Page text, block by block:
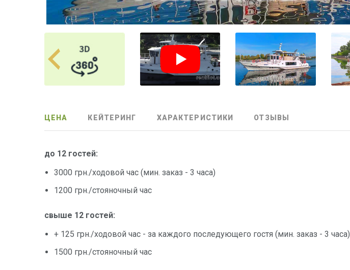
ЦЕНА КЕЙТЕРИНГ ХАРАКТЕРИСТИКИ ОТЗЫВЫ
до 12 гостей:
3000 грн./ходовой час (мин. заказ - 3 часа)
1200 грн./стояночный час
свыше 12 гостей:
+ 125 грн./ходовой час - за каждого последующего гостя (мин. заказ - 3 часа)
1500 грн./стояночный час